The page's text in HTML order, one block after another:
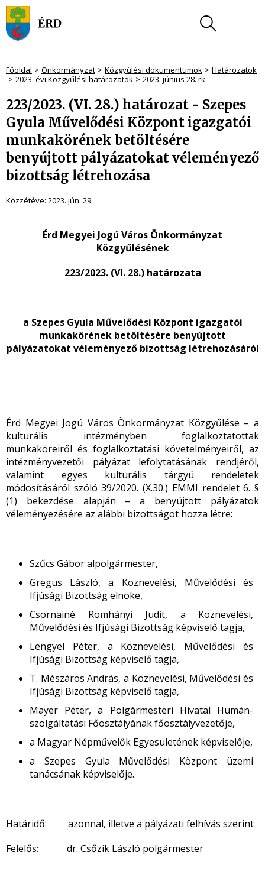
Főoldal Önkormányzat Közgyűlési dokumentumok
Határozatok
2023. évi Közgyűlési határozatok
2023. június 28. rk.
223/2023. (VI. 28.) határozat - Szepes
Gyula Művelődési Központ igazgatói
munkakörének betöltésére
benyújtott pályázatokat véleményező
bizottság létrehozása
Közzétéve: 2023. jún. 29.
Érd Megyei Jogú Város Önkormányzat
Közgyűlésének
223/2023. (VI. 28.) határozata
a Szepes Gyula Művelődési Központ igazgatói
munkakörének betöltésére benyújtott
pályázatokat véleményező bizottság létrehozásáról
Érd Megyei Jogú Város Önkormányzat Közgyűlése – a
kulturális intézményben foglalkoztatottak
munkaköreiről és foglalkoztatási követelményeiről, az
intézményvezetői pályázat lefolytatásának rendjéről,
valamint egyes kulturális tárgyú rendeletek
módosításáról szóló 39/2020. (X.30.) EMMI rendelet 6. §
(1) bekezdése alapján – a benyújtott pályázatok
véleményezésére az alábbi bizottságot hozza létre:
Szűcs Gábor alpolgármester,
Gregus László, a Köznevelési, Művelődési és
Ifjúsági Bizottság elnöke,
Csornainé Romhányi Judit, a Köznevelési,
Művelődési és Ifjúsági Bizottság képviselő tagja,
Lengyel Péter, a Köznevelési, Művelődési és
Ifjúsági Bizottság képviselő tagja,
T. Mészáros András, a Köznevelési, Művelődési és
Ifjúsági Bizottság képviselő tagja,
Mayer Péter, a Polgármesteri Hivatal Humán-
szolgáltatási Főosztályának főosztályvezetője,
a Magyar Népművelők Egyesületének képviselője,
a Szepes Gyula Művelődési Központ üzemi
tanácsának képviselője.
Határidő: azonnal, illetve a pályázati felhívás szerint
Felelős: dr. Csőzik László polgármester